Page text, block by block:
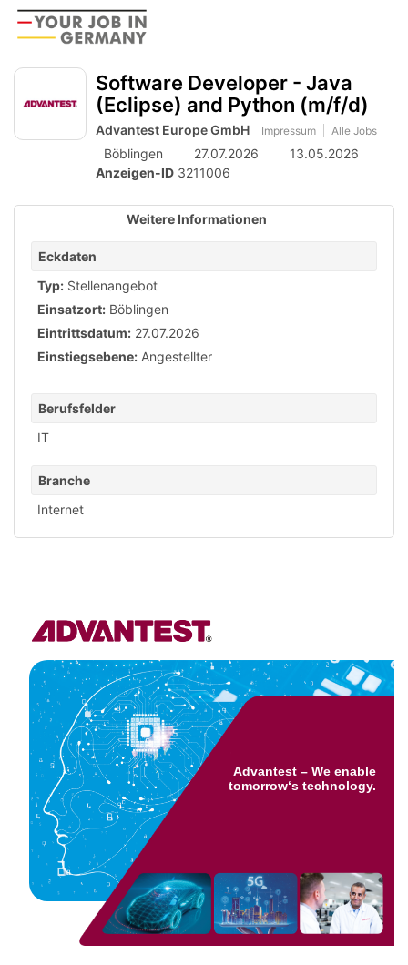
Accessibility
Modus
zur
zum
von
mobilem
Endgerät
Software Developer - Java
(Eclipse) and Python (m/f/d)
Advantest Europe GmbH Impressum Alle Jobs
Böblingen 27.07.2026
13.05.2026
Anzeigen-ID 3211006
Weitere Informationen
Eckdaten
Typ: Stellenangebot
Einsatzort: Böblingen
Eintrittsdatum: 27.07.2026
Einstiegsebene: Angestellter
Berufsfelder
IT
Branche
Internet